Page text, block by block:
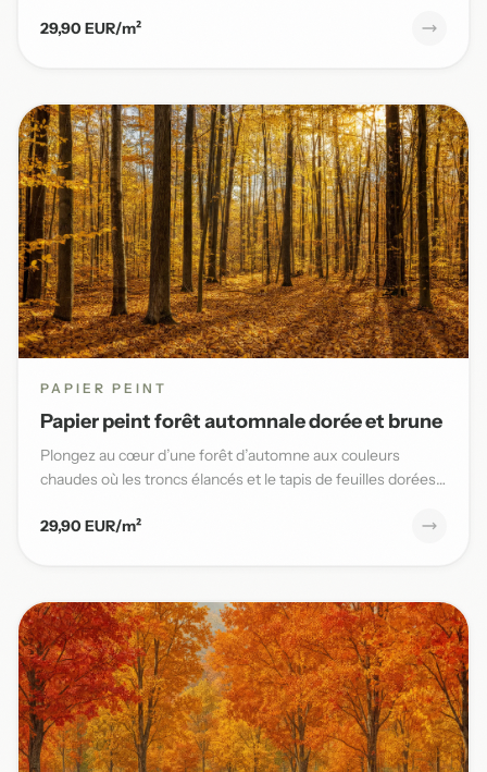
29,90 EUR/m²
PAPIER PEINT
Papier peint forêt automnale dorée et brune
Plongez au cœur d’une forêt d’automne aux couleurs
chaudes où les troncs élancés et le tapis de feuilles dorées
29,90 EUR/m²